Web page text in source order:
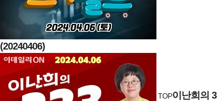
(20240406)
TOP이난희의 3